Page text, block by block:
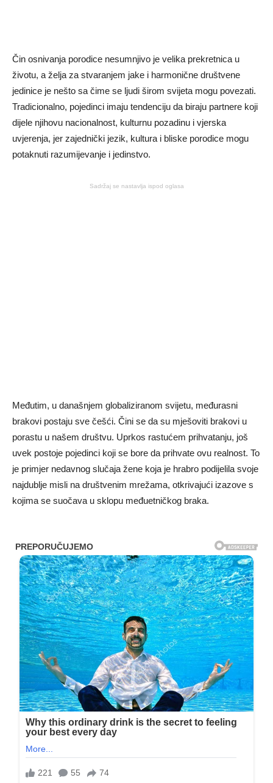
Čin osnivanja porodice nesumnjivo je velika prekretnica u
životu, a želja za stvaranjem jake i harmonične društvene
jedinice je nešto sa čime se ljudi širom svijeta mogu povezati.
Tradicionalno, pojedinci imaju tendenciju da biraju partnere koji
dijele njihovu nacionalnost, kulturnu pozadinu i vjerska
uvjerenja, jer zajednički jezik, kultura i bliske porodice mogu
potaknuti razumijevanje i jedinstvo.
Sadržaj se nastavlja ispod oglasa
Međutim, u današnjem globaliziranom svijetu, međurasni
brakovi postaju sve češći. Čini se da su mješoviti brakovi u
porastu u našem društvu. Uprkos rastućem prihvatanju, još
uvek postoje pojedinci koji se bore da prihvate ovu realnost. To
je primjer nedavnog slučaja žene koja je hrabro podijelila svoje
najdublje misli na društvenim mrežama, otkrivajući izazove s
kojima se suočava u sklopu međuetničkog braka.